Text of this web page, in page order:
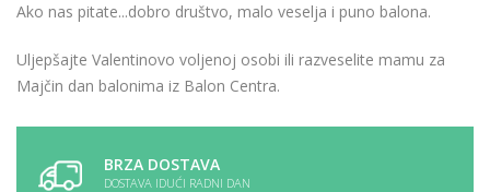
Ako nas pitate...dobro društvo, malo veselja i puno balona.
Uljepšajte Valentinovo voljenoj osobi ili razveselite mamu za
Majčin dan balonima iz Balon Centra.
BRZA DOSTAVA
DOSTAVA IDUĆI RADNI DAN